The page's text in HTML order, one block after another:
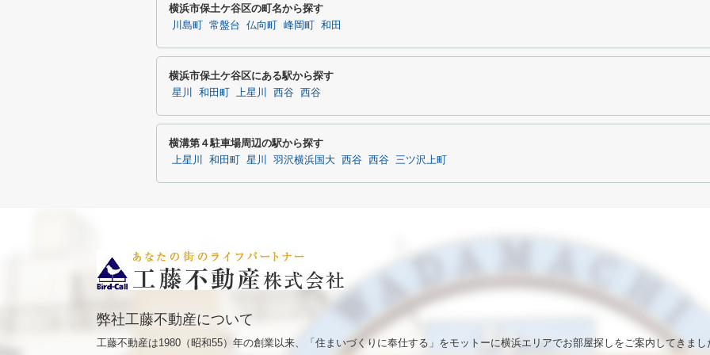
横浜市保土ケ谷区の町名から探す
川島町 常盤台 仏向町 峰岡町 和田
横浜市保土ケ谷区にある駅から探す
星川 和田町 上星川 西谷 西谷
横溝第４駐車場周辺の駅から探す
上星川 和田町 星川 羽沢横浜国大 西谷 西谷 三ツ沢上町
弊社工藤不動産について
工藤不動産は1980（昭和55）年の創業以来、「住まいづくりに奉仕する」をモットーに横浜エリアでお部屋探しをご案内してきまし